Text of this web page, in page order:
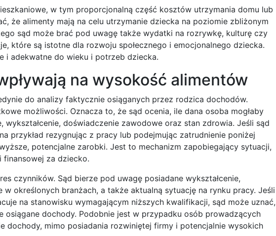
w tym proporcjonalną część kosztów utrzymania domu lub
że alimenty mają na celu utrzymanie dziecka na poziomie zbliżonym
sąd może brać pod uwagę także wydatki na rozrywkę, kulturę czy
które są istotne dla rozwoju społecznego i emocjonalnego dziecka.
i adekwatne do wieku i potrzeb dziecka.
na wysokość alimentów
do analizy faktycznie osiąganych przez rodzica dochodów.
możliwości. Oznacza to, że sąd ocenia, ile dana osoba mogłaby
doświadczenie zawodowe oraz stan zdrowia. Jeśli sąd
przykład rezygnując z pracy lub podejmując zatrudnienie poniżej
potencjalne zarobki. Jest to mechanizm zapobiegający sytuacji,
finansowej za dziecko.
czynników. Sąd bierze pod uwagę posiadane wykształcenie,
określonych branżach, a także aktualną sytuację na rynku pracy. Jeśli
na stanowisku wymagającym niższych kwalifikacji, sąd może uznać,
dochody. Podobnie jest w przypadku osób prowadzących
dochody, mimo posiadania rozwiniętej firmy i potencjalnie wysokich